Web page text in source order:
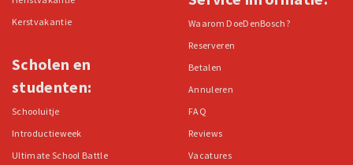
Kerstvakantie
Scholen en
studenten:
Schooluitje
Introductieweek
Ultimate School Battle
Waarom DoeDenBosch?
Reserveren
Betalen
Annuleren
FAQ
Reviews
Vacatures